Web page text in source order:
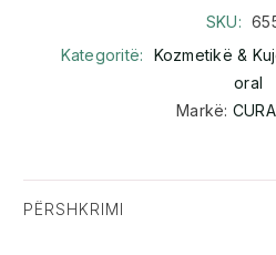
SKU:
Kategoritë:
Kozmetikë &
oral
Markë:
PËRSHKRIMI